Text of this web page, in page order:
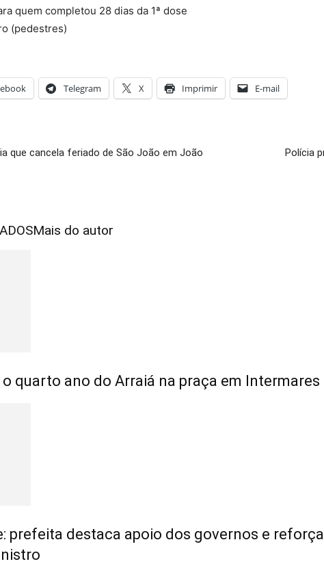
quem completou 28 dias da 1ª dose
(pedestres)
Telegram X Imprimir E-mail
que cancela feriado de São João em João
Polícia
Mais do autor
quarto ano do Arraiá na praça em Intermares
prefeita destaca apoio dos governos e